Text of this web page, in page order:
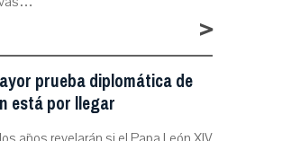
>
prueba diplomática de
está por llegar